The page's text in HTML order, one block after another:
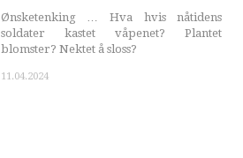
Ønsketenking … Hva hvis nåtidens
soldater kastet våpenet? Plantet
blomster? Nektet å sloss?
11.04.2024